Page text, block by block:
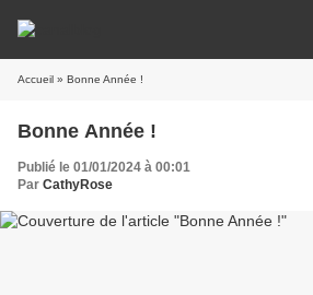
Accueil » Bonne Année !
Bonne Année !
Publié le 01/01/2024 à 00:01
Par CathyRose